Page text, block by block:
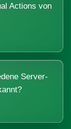
Actions von
Server-